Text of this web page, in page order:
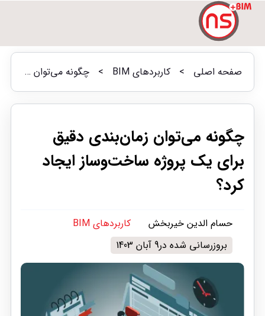
صفحه اصلی > کاربردهای BIM > چگونه می‌توان زمان‌بندی دقیق برای یک پروژه ساخت‌وساز ایجاد کرد؟
چگونه می‌توان زمان‌بندی دقیق
برای یک پروژه ساخت‌وساز ایجاد
کرد؟
حسام الدین خیربخش
کاربردهای BIM
بروزرسانی شده در9 آبان 1403